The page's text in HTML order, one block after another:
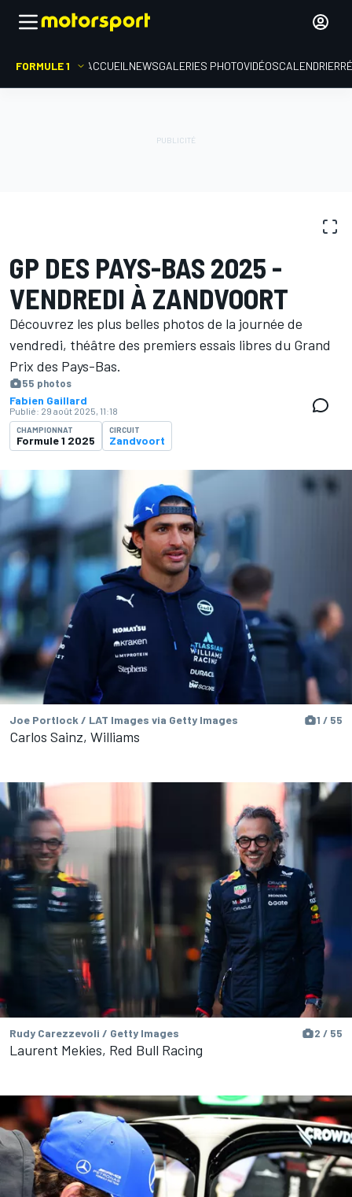
FORMULE 1 ACCUEIL NEWSGALERIES PHOTOVIDÉOSCALENDRIER
GP DES PAYS-BAS 2025 -
VENDREDI À ZANDVOORT
Découvrez les plus belles photos de la journée de
vendredi, théâtre des premiers essais libres du Grand
Prix des Pays-Bas.
55 photos
Fabien Gaillard
Publié: 29 août 2025, 11:18
CHAMPIONNAT
Formule 1 2025
CIRCUIT
Zandvoort
Joe Portlock / LAT Images via Getty Images 1 / 55
Carlos Sainz, Williams
Rudy Carezzevoli / Getty Images 2 / 55
Laurent Mekies, Red Bull Racing